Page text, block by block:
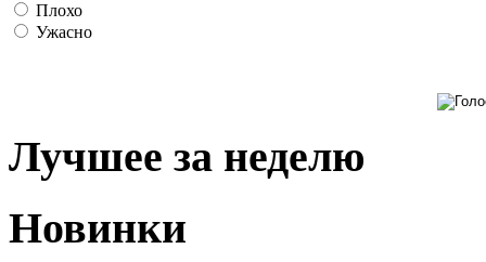
Плохо
Ужасно
Лучшее за неделю
Новинки